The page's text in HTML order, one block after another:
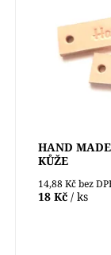
Hand Made
velikosti 60
useň,
Velice
Dostupnost:
HAND
KŮŽE
14,88 Kč bez
18 Kč / ks